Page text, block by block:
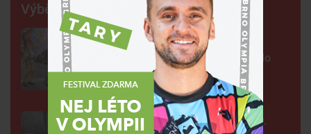
Výběr šéfredaktora
FOTO: Ulicemi Brna se prohnal
karnevalový průvod. Lidi přenesl do
exotické Brazílie
Neobvyklá pacientka u svaté Anny.